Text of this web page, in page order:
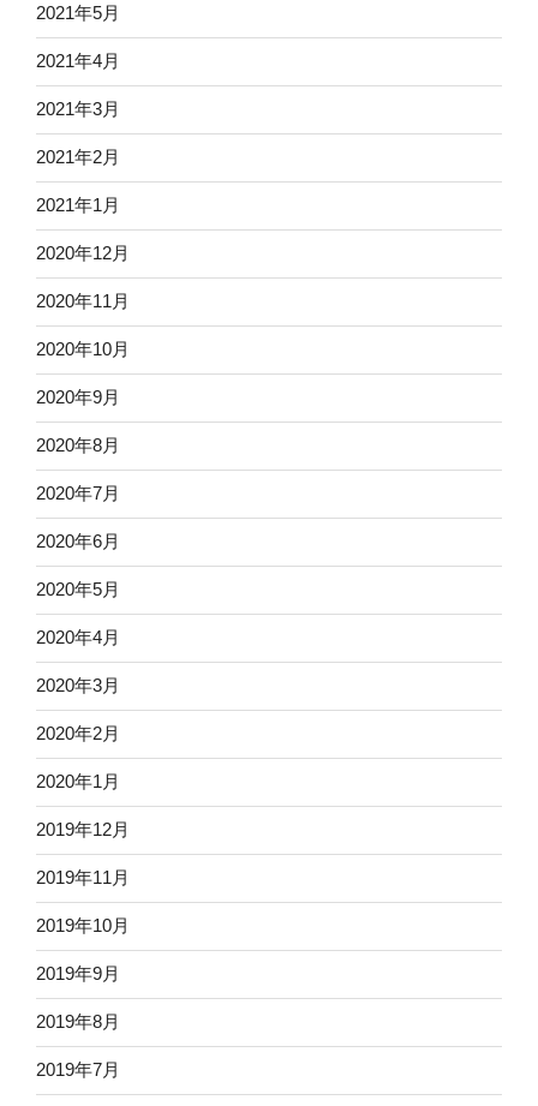
2021年5月
2021年4月
2021年3月
2021年2月
2021年1月
2020年12月
2020年11月
2020年10月
2020年9月
2020年8月
2020年7月
2020年6月
2020年5月
2020年4月
2020年3月
2020年2月
2020年1月
2019年12月
2019年11月
2019年10月
2019年9月
2019年8月
2019年7月